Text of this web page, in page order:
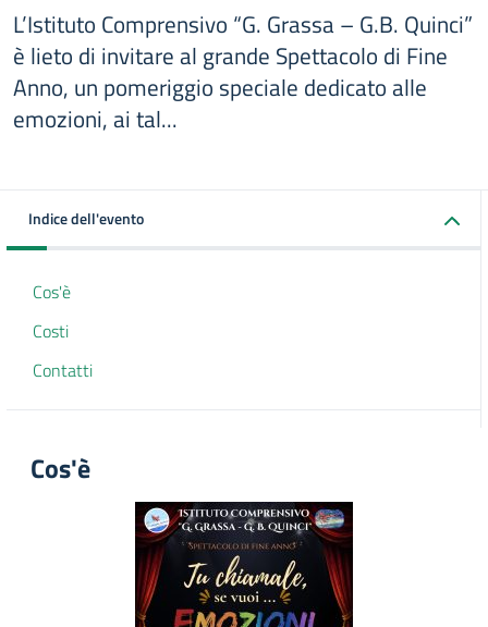
L’Istituto Comprensivo “G. Grassa – G.B. Quinci”
è lieto di invitare al grande Spettacolo di Fine
Anno, un pomeriggio speciale dedicato alle
emozioni, ai tal...
Indice dell'evento
Cos'è
Costi
Contatti
Cos'è